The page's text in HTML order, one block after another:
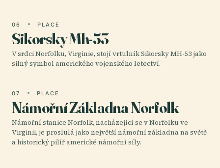
06 PLACE
Sikorsky Mh-53
V srdci Norfolku, Virginie, stojí vrtulník Sikorsky MH-53 jako
silný symbol amerického vojenského letectví.
07 PLACE
Námořní Základna Norfolk
Námořní stanice Norfolk, nacházející se v Norfolku ve
Virginii, je proslulá jako největší námořní základna na světě
a historický pilíř americké námořní síly.